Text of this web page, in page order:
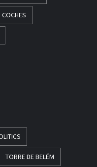
TORRE DE BELÉM